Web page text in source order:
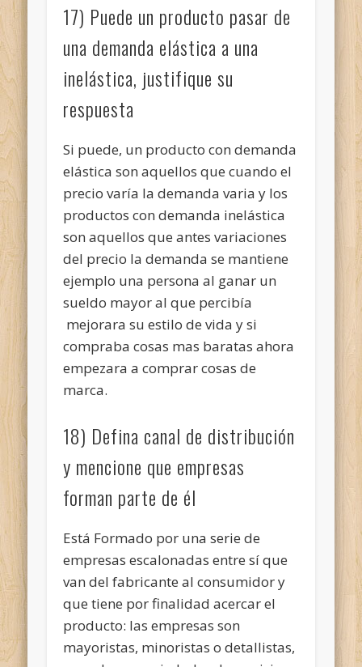
17) Puede un producto pasar de
una demanda elástica a una
inelástica, justifique su
respuesta
Si puede, un producto con demanda
elástica son aquellos que cuando el
precio varía la demanda varia y los
productos con demanda inelástica
son aquellos que antes variaciones
del precio la demanda se mantiene
ejemplo una persona al ganar un
sueldo mayor al que percibía
mejorara su estilo de vida y si
compraba cosas mas baratas ahora
empezara a comprar cosas de
marca.
18) Defina canal de distribución
y mencione que empresas
forman parte de él
Está Formado por una serie de
empresas escalonadas entre sí que
van del fabricante al consumidor y
que tiene por finalidad acercar el
producto: las empresas son
mayoristas, minoristas o detallistas,